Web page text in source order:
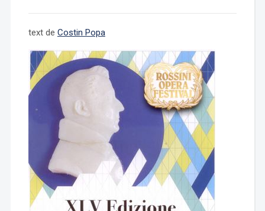
text de Costin Popa